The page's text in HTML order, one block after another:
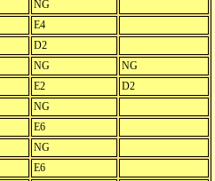
NG
E4
D2
NG
NG
E2
D2
NG
E6
NG
E6